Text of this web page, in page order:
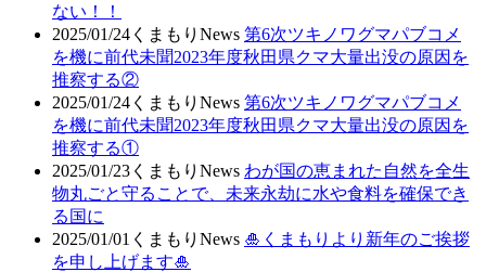
ない！！
2025/01/24 くまもりNews 第6次ツキノワグマパブコメ
を機に前代未聞2023年度秋田県クマ大量出没の原因を
推察する②
2025/01/24 くまもりNews 第6次ツキノワグマパブコメ
を機に前代未聞2023年度秋田県クマ大量出没の原因を
推察する①
2025/01/23 くまもりNews わが国の恵まれた自然を全生
物丸ごと守ることで、未来永劫に水や食料を確保でき
る国に
2025/01/01 くまもりNews 🎍くまもりより新年のご挨拶
を申し上げます🎍